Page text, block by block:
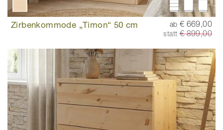
Zirbenkommode „Timon“ 50 cm ab € 669,00
statt€ 899,00